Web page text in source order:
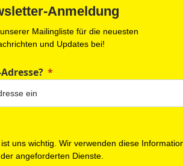
Anmeldung
Mailingliste für die neuesten
und Updates bei!
uns wichtig. Wir verwenden diese
angeforderten Dienste.